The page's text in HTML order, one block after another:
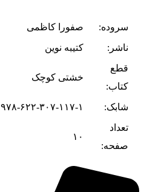
سروده:
صفورا کاظمی
ناشر:
کتیبه نوین
قطع
کتاب:
خشتی کوچک
شابک:
۹۷۸-۶۲۲-۳۰۷-۱۱۷-۱
تعداد
صفحه:
۱۰